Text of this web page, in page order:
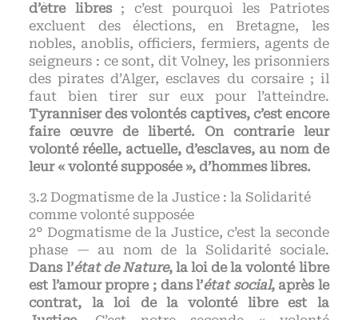
d’être libres; c’est pourquoi les Patriotes
excluent des élections, en Bretagne, les
nobles, anoblis, officiers, fermiers, agents de
seigneurs : ce sont, dit Volney, les prisonniers
des pirates d’Alger, esclaves du corsaire ; il
faut bien tirer sur eux pour l’atteindre.
Tyranniser des volontés captives, c’est encore
faire œuvre de liberté. On contrarie leur
volonté réelle, actuelle, d’esclaves, au nom de
leur « volonté supposée », d’hommes libres.
Dogmatisme de la Justice : la Solidarité
comme volonté supposée
2° Dogmatisme de la Justice, c’est la seconde
phase — au nom de la Solidarité sociale.
Dans l’état de Nature, la loi de la volonté libre
est l’amour propre ; dans l’état social, après le
contrat, la loi de la volonté libre est la